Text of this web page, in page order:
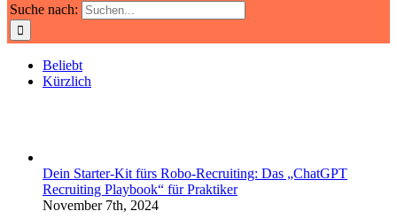
Suche nach:
Beliebt
Kürzlich
Dein Starter-Kit fürs Robo-Recruiting: Das „ChatGPT
Recruiting Playbook“ für Praktiker
November 7th, 2024